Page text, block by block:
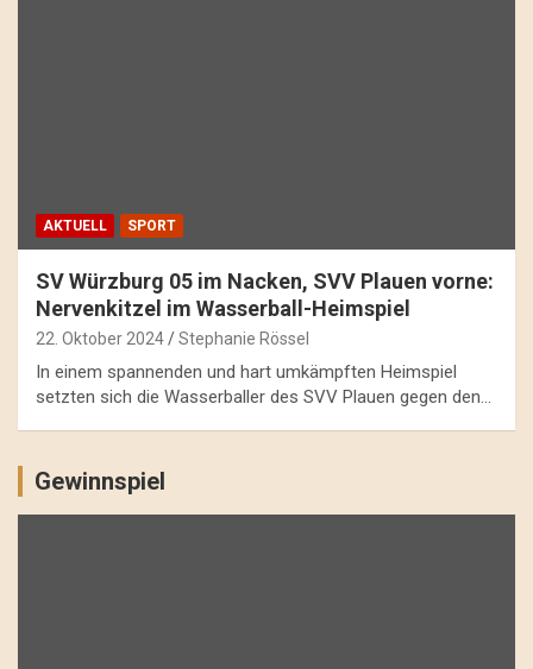
AKTUELL SPORT
SV Würzburg 05 im Nacken, SVV Plauen vorne:
Nervenkitzel im Wasserball-Heimspiel
22. Oktober 2024 Stephanie Rössel
In einem spannenden und hart umkämpften Heimspiel
setzten sich die Wasserballer des SVV Plauen gegen den…
Gewinnspiel